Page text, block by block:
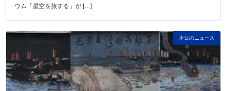
ウム「星空を旅する」が […]
本日のニュース